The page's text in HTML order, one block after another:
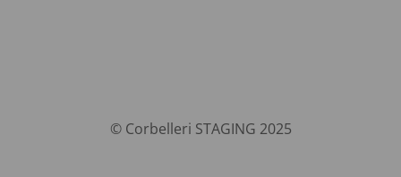
© Corbelleri STAGING 2025